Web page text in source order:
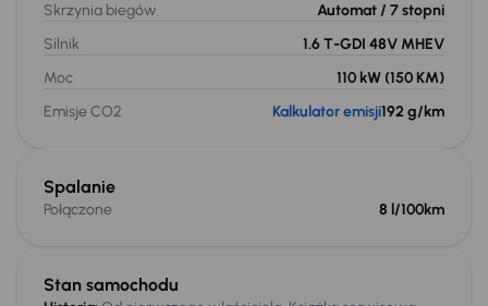
Stan samochodu
Skrzynia biegów
Automat / 7 stopni
Silnik
1.6 T-GDI 48V MHEV
Moc
110 kW (150 KM)
Emisje CO2
Kalkulator emisji192 g/km
Spalanie
Połączone 8 l/100km